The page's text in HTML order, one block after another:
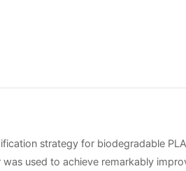
strategy for biodegradable
used to achieve remarkably